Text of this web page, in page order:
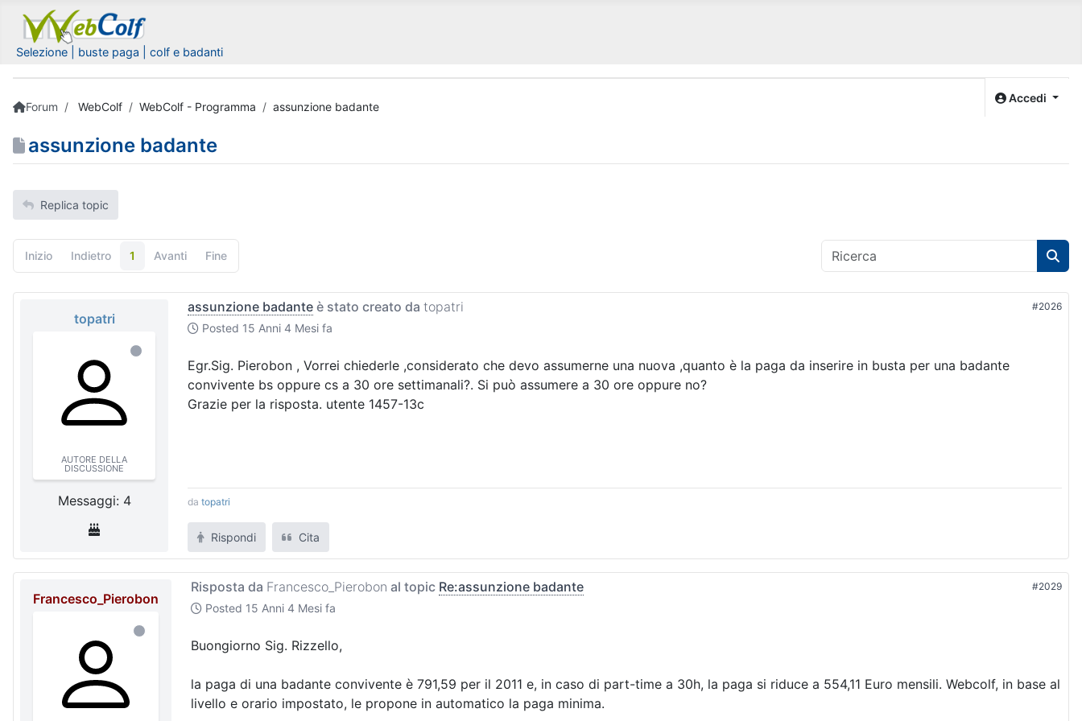
Selezione | buste paga | colf e badanti
Accedi
Forum WebColf WebColf - Programma assunzione badante
assunzione badante
Replica topic
Inizio Indietro 1 Avanti Fine
topatri
AUTORE DELLA
DISCUSSIONE
Messaggi: 4
assunzione badante è stato creato da topatri
Posted 15 Anni 4 Mesi fa
#2026
Egr.Sig. Pierobon , Vorrei chiederle ,considerato che devo assumerne una nuova ,quanto è la paga da inserire in busta per una badante
convivente bs oppure cs a 30 ore settimanali?. Si può assumere a 30 ore oppure no?
Grazie per la risposta. utente 1457-13c
da topatri
Rispondi Cita
Francesco_Pierobon
Risposta da Francesco_Pierobon al topic Re:assunzione badante
Posted 15 Anni 4 Mesi fa
#2029
Buongiorno Sig. Rizzello,
la paga di una badante convivente è 791,59 per il 2011 e, in caso di part-time a 30h, la paga si riduce a 554,11 Euro mensili. Webcolf, in base al
livello e orario impostato, le propone in automatico la paga minima.